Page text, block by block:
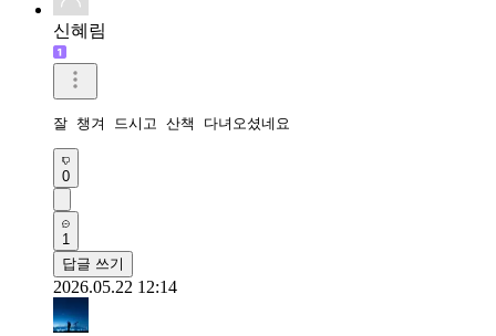
신혜림
잘 챙겨 드시고 산책 다녀오셨네요
0
1
답글 쓰기
2026.05.22 12:14